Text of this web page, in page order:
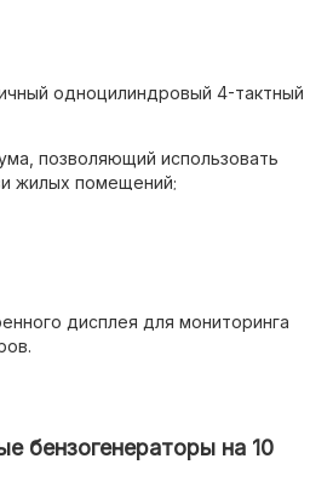
одноцилиндровый 4-тактный
позволяющий использовать
жилых помещений;
бак;
дисплея для мониторинга
бензогенераторы на 10